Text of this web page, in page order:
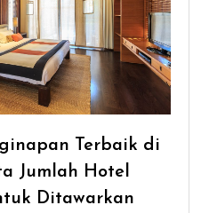
Terbaik di
Jumlah Hotel
Ditawarkan